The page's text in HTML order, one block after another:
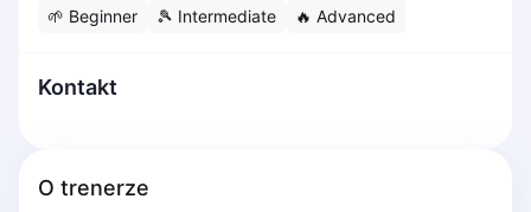
Dabrowa Gornicza
Kalisz
🌱 Beginner 🎾 Intermediate 🔥 Advanced
Kontakt
O trenerze